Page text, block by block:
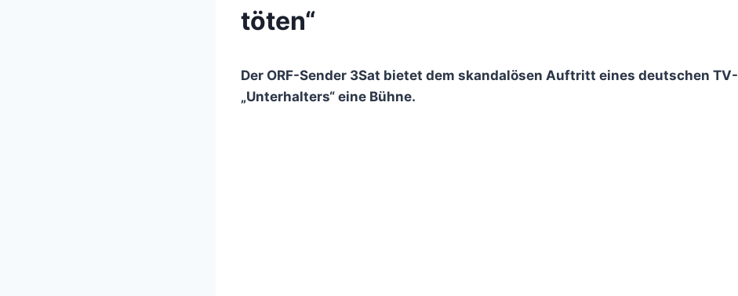
töten“
Der ORF-Sender 3Sat bietet dem skandalösen Auftritt eines deutschen TV-
„Unterhalters“ eine Bühne.